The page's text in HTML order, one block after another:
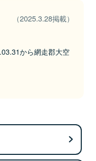
（2025.3.28掲載）
から網走郡大空